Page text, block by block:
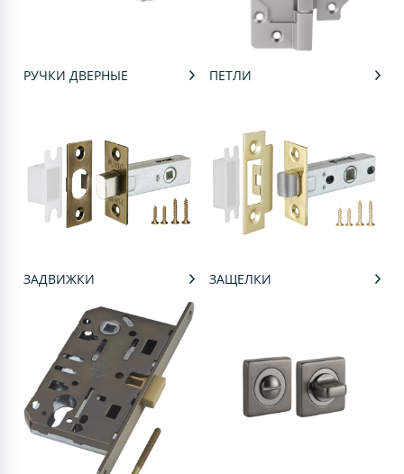
РУЧКИ ДВЕРНЫЕ ПЕТЛИ
ЗАДВИЖКИ ЗАЩЕЛКИ